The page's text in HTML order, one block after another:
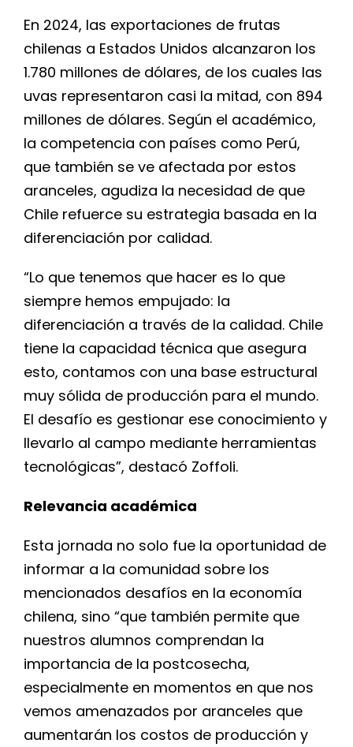
En 2024, las exportaciones de frutas
chilenas a Estados Unidos alcanzaron los
1.780 millones de dólares, de los cuales las
uvas representaron casi la mitad, con 894
millones de dólares. Según el académico,
la competencia con países como Perú,
que también se ve afectada por estos
aranceles, agudiza la necesidad de que
Chile refuerce su estrategia basada en la
diferenciación por calidad.
“Lo que tenemos que hacer es lo que
siempre hemos empujado: la
diferenciación a través de la calidad. Chile
tiene la capacidad técnica que asegura
esto, contamos con una base estructural
muy sólida de producción para el mundo.
El desafío es gestionar ese conocimiento y
llevarlo al campo mediante herramientas
tecnológicas”, destacó Zoffoli.
Relevancia académica
Esta jornada no solo fue la oportunidad de
informar a la comunidad sobre los
mencionados desafíos en la economía
chilena, sino “que también permite que
nuestros alumnos comprendan la
importancia de la postcosecha,
especialmente en momentos en que nos
vemos amenazados por aranceles que
aumentarán los costos de producción y